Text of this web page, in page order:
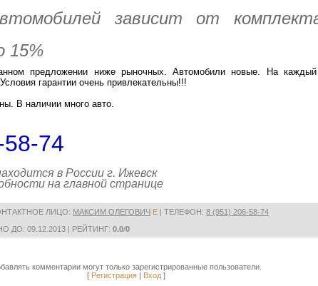
зависит от
15%
предложении ниже рыночных. Автомобили новые. На каждый
гарантии очень привлекательны!!!
В наличии много авто.
74
в России г. Ижевск
на главной странице
ЛИЦО: МАКСИМ ОЛЕГОВИЧ E | ТЕЛЕФОН: 8 (951) 206-58-74
ДО: 09.12.2013 | РЕЙТИНГ: 0.0/0
комментарии могут только зарегистрированные пользователи.
[ Регистрация | Вход ]